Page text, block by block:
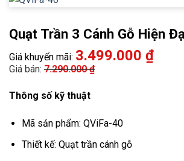
Quạt Trần 3 Cánh Gỗ Hiện
Giá khuyến mãi: 3.499.000 ₫
Giá bán: 7.290.000₫
Thông số kỹ thuật
Mã sản phẩm: QViFa-40
Thiết kế: Quạt trần cánh gỗ